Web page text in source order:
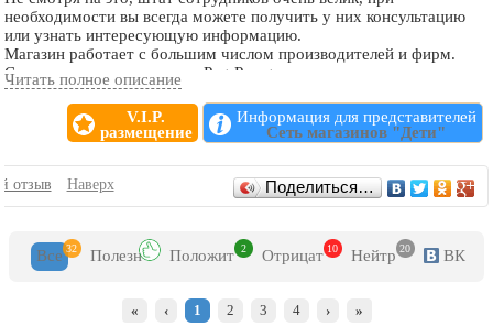
необходимости вы всегда можете получить у них консультацию
или узнать интересующую информацию.
Магазин работает с большим числом производителей и фирм.
Среди них есть, например, Peg-Perego – итальянская компания,
которая производит в первую очередь детские коляски, манежи,
удобные стульчики; или не менее известная фирма OKBABY,
которая производит удобные детские ванночки. Несмотря на то,
что все бренды достаточно известны, цены в сети магазинов
«Дети» вполне приемлемые, ведь компания часто участвует в
благотворительных акциях, и стремится сделать свои товары
доступными совершенно для всех. Пожалуй, именно это качество
люди могут покупать своим детям через чур дорогие игрушки,
кто-то просто не видит смысла переплачивать, ведь дети очень
быстро устаревают в их глазах. Поэтому подобная политика
фирмы вполне оправдана и понятна.
Читать полное описание
V.I.P.
размещение
Информация для представителей
Сеть магазинов "Дети"
Отзывы
отзыв Наверх Поделиться…
Все 32 Полезн Положит 2 Отрицат 10 Нейтр 20 ВК
« ‹ 1 2 3 4 › »